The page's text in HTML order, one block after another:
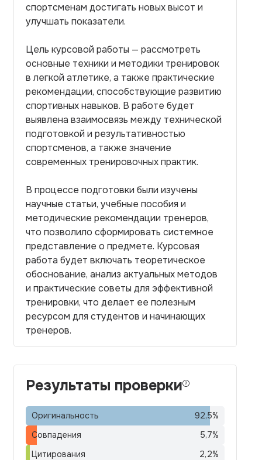
спортсменам достигать новых высот и
улучшать показатели.
Цель курсовой работы — рассмотреть
основные техники и методики тренировок
в легкой атлетике, а также практические
рекомендации, способствующие развитию
спортивных навыков. В работе будет
выявлена взаимосвязь между технической
подготовкой и результативностью
спортсменов, а также значение
современных тренировочных практик.
В процессе подготовки были изучены
научные статьи, учебные пособия и
методические рекомендации тренеров,
что позволило сформировать системное
представление о предмете. Курсовая
работа будет включать теоретическое
обоснование, анализ актуальных методов
и практические советы для эффективной
тренировки, что делает ее полезным
ресурсом для студентов и начинающих
тренеров.
Результаты проверки
Оригинальность 92,5%
Совпадения
5,7%
Цитирования
2,2%